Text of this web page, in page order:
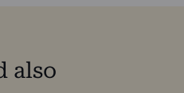
also